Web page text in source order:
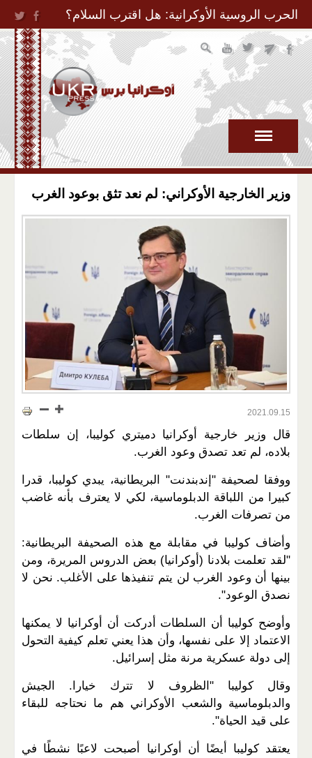
Jump to Navigation
الحرب الروسية الأوكرانية: هل اقترب السلام؟
وزير الخارجية الأوكراني: لم نعد تثق بوعود الغرب
2021.09.15
قال وزير خارجية أوكرانيا دميتري كوليبا، إن سلطات
بلاده، لم تعد تصدق وعود الغرب.
ووفقا لصحيفة "إندبندنت" البريطانية، يبدي كوليبا، قدرا
كبيرا من اللباقة الدبلوماسية، لكي لا يعترف بأنه غاضب
من تصرفات الغرب.
وأضاف كوليبا في مقابلة مع هذه الصحيفة البريطانية:
"لقد تعلمت بلادنا (أوكرانيا) بعض الدروس المريرة، ومن
بينها أن وعود الغرب لن يتم تنفيذها على الأغلب. نحن لا
نصدق الوعود".
وأوضح كوليبا أن السلطات أدركت أن أوكرانيا لا يمكنها
الاعتماد إلا على نفسها، وأن هذا يعني تعلم كيفية التحول
إلى دولة عسكرية مرنة مثل إسرائيل.
وقال كوليبا "الظروف لا تترك خيارا. الجيش
والدبلوماسية والشعب الأوكراني هم ما نحتاجه للبقاء
على قيد الحياة".
يعتقد كوليبا أيضًا أن أوكرانيا أصبحت لاعبًا نشطًا في